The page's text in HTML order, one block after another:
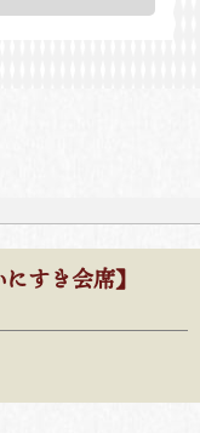
すき会席】